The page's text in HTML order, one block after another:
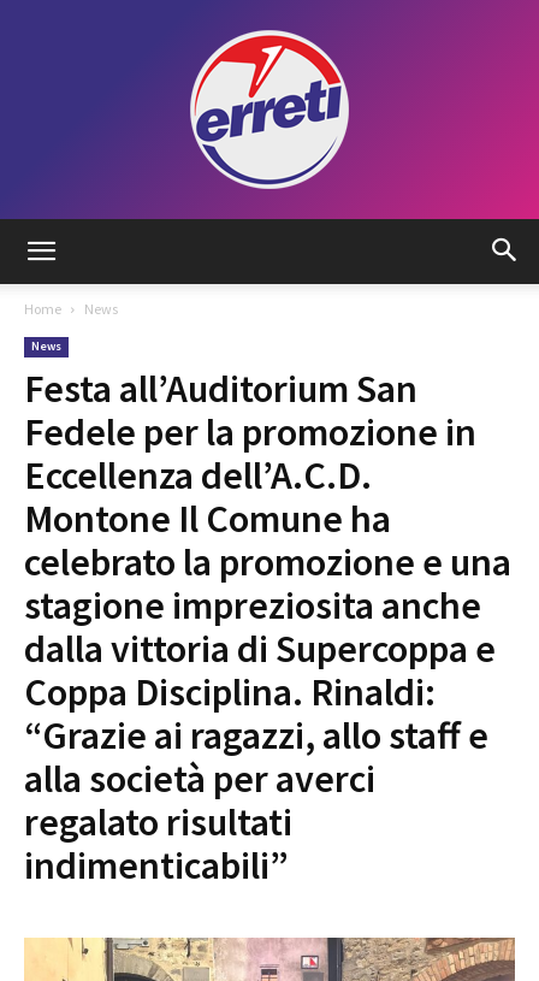
Home News
News
Festa all’Auditorium San
Fedele per la promozione in
Eccellenza dell’A.C.D.
Montone Il Comune ha
celebrato la promozione e una
stagione impreziosita anche
dalla vittoria di Supercoppa e
Coppa Disciplina. Rinaldi:
“Grazie ai ragazzi, allo staff e
alla società per averci
regalato risultati
indimenticabili”